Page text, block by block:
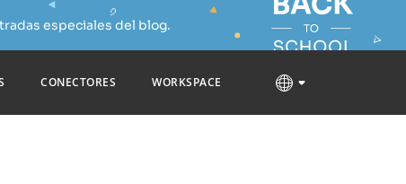
especiales del blog.
CONECTORES WORKSPACE